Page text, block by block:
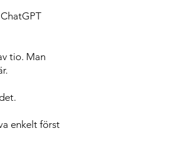
tio. Man
enkelt först